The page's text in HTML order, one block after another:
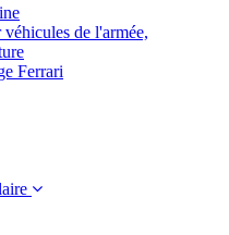
de l'armée,
Ferrari